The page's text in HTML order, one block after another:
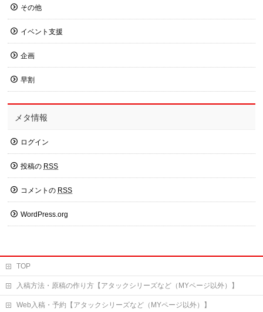
その他
イベント支援
企画
早割
メタ情報
ログイン
投稿の RSS
コメントの RSS
WordPress.org
TOP
入稿方法・原稿の作り方【アタックシリーズなど（MYページ以外）】
Web入稿・予約【アタックシリーズなど（MYページ以外）】